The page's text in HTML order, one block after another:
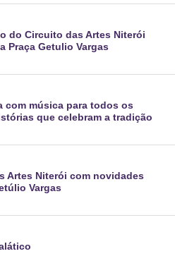
do Circuito das Artes Niterói
Praça Getulio Vargas
com música para todos os
que celebram a tradição
Artes Niterói com novidades
Vargas